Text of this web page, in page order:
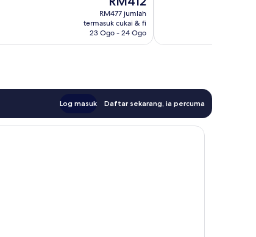
ialah
RM412
RM477 jumlah
termasuk cukai & fi
23 Ogo - 24 Ogo
Log masuk Daftar sekarang, ia percuma